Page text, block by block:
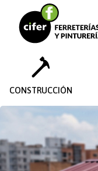
CONSTRUCCIÓN